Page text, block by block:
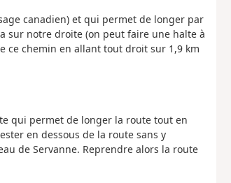
canadien) et qui permet de longer par
sur notre droite (on peut faire une halte à
ce chemin en allant tout droit sur 1,9 km
qui permet de longer la route tout en
en dessous de la route sans y
de Servanne. Reprendre alors la route